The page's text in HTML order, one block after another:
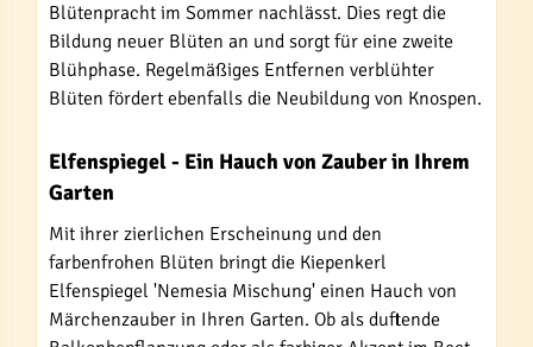
Blütenpracht im Sommer nachlässt. Dies regt die
Bildung neuer Blüten an und sorgt für eine zweite
Blühphase. Regelmäßiges Entfernen verblühter
Blüten fördert ebenfalls die Neubildung von Knospen.
Elfenspiegel - Ein Hauch von Zauber in Ihrem
Garten
Mit ihrer zierlichen Erscheinung und den
farbenfrohen Blüten bringt die Kiepenkerl
Elfenspiegel 'Nemesia Mischung' einen Hauch von
Märchenzauber in Ihren Garten. Ob als duftende